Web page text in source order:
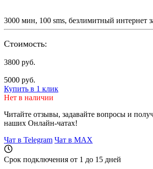
3000 мин, 100 sms, безлимитный интернет
Стоимость:
3800 руб.
5000 руб.
Купить в 1 клик
Нет в наличии
Читайте отзывы, задавайте вопросы и
наших Онлайн-чатах!
Чат в Telegram Чат в MAX
Срок подключения от 1 до 15 дней